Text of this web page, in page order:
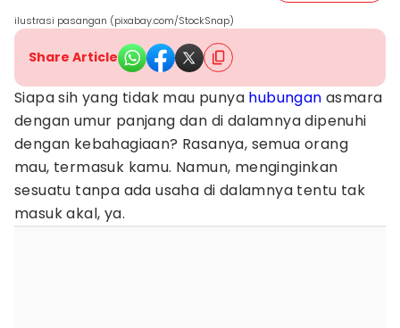
ilustrasi pasangan (pixabay.com/StockSnap)
Share Article
Siapa sih yang tidak mau punya hubungan asmara
dengan umur panjang dan di dalamnya dipenuhi
dengan kebahagiaan? Rasanya, semua orang
mau, termasuk kamu. Namun, menginginkan
sesuatu tanpa ada usaha di dalamnya tentu tak
masuk akal, ya.